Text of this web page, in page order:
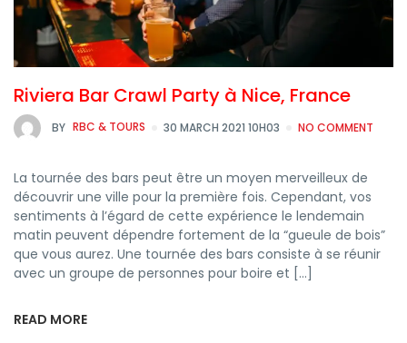
Riviera Bar Crawl Party à Nice, France
BY RBC & TOURS 30 MARCH 2021 10H03 NO COMMENT
La tournée des bars peut être un moyen merveilleux de
découvrir une ville pour la première fois. Cependant, vos
sentiments à l’égard de cette expérience le lendemain
matin peuvent dépendre fortement de la “gueule de bois”
que vous aurez. Une tournée des bars consiste à se réunir
avec un groupe de personnes pour boire et […]
READ MORE